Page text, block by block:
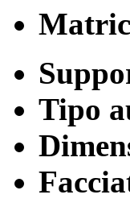
Tipo